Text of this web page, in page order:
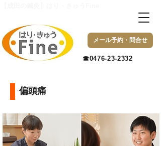
メール予約・問合せ
​☎0476-23-2332
偏頭痛